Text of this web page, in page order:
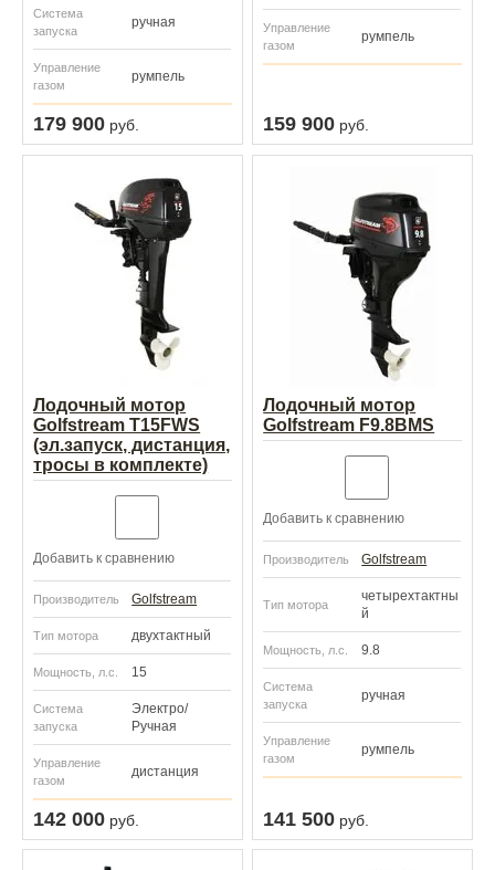
Система
запуска
ручная
Управление
газом
румпель
179 900 руб.
Управление
газом
румпель
159 900 руб.
Лодочный мотор
Golfstream T15FWS
(эл.запуск, дистанция,
тросы в комплекте)
Добавить к сравнению
Производитель Golfstream
Тип мотора двухтактный
Мощность, л.с. 15
Система
запуска
Электро/
Ручная
Управление
газом
дистанция
142 000 руб.
Лодочный мотор
Golfstream F9.8BMS
Добавить к сравнению
Производитель Golfstream
Тип мотора
четырехтактны
й
Мощность, л.с. 9.8
Система
запуска
ручная
Управление
газом
румпель
141 500 руб.